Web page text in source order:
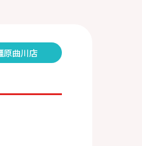
原曲川店